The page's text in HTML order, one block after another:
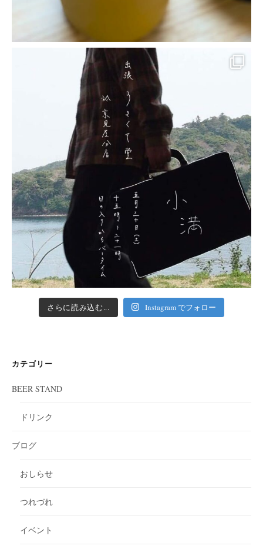
さらに読み込む... Instagram でフォロー
カテゴリー
BEER STAND
ドリンク
ブログ
おしらせ
つれづれ
イベント